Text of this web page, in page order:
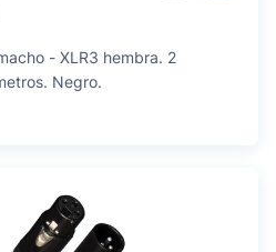
- XLR3 hembra. 2
Negro.